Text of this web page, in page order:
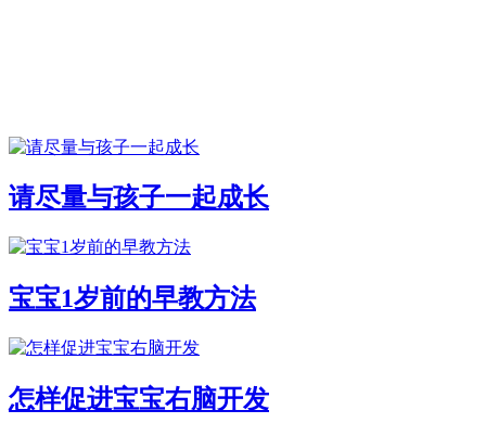
请尽量与孩子一起成长
宝宝1岁前的早教方法
怎样促进宝宝右脑开发